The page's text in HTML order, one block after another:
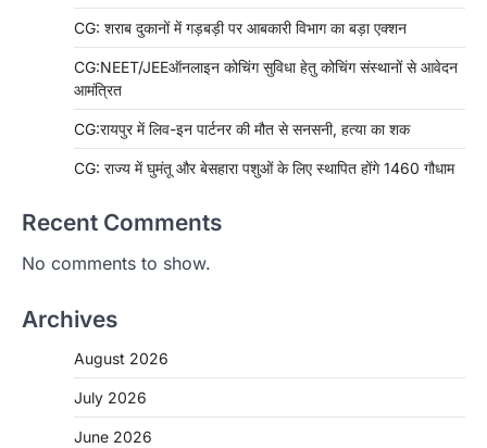
CG: शराब दुकानों में गड़बड़ी पर आबकारी विभाग का बड़ा एक्शन
CG:NEET/JEEऑनलाइन कोचिंग सुविधा हेतु कोचिंग संस्थानों से आवेदन
आमंत्रित
CG:रायपुर में लिव-इन पार्टनर की मौत से सनसनी, हत्या का शक
CG: राज्य में घुमंतू और बेसहारा पशुओं के लिए स्थापित होंगे 1460 गौधाम
Recent Comments
No comments to show.
Archives
August 2026
July 2026
June 2026